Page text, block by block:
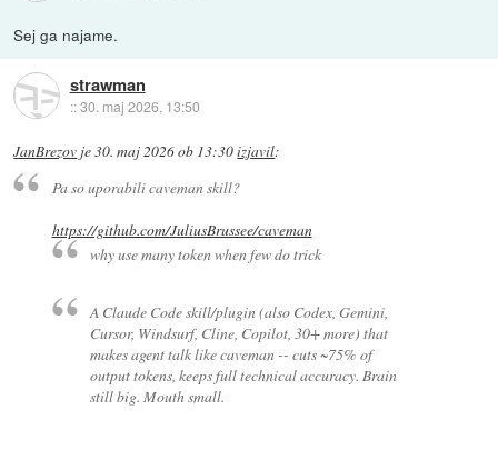
Sej ga najame.
strawman
::30. maj 2026, 13:50
JanBrezov je30. maj 2026 ob 13:30izjavil:
Pa so uporabili caveman skill?
https://github.com/JuliusBrussee/caveman
why use many token when few do trick
A Claude Code skill/plugin (also Codex, Gemini,
Cursor, Windsurf, Cline, Copilot, 30+ more) that
makes agent talk like caveman -- cuts ~75% of
output tokens, keeps full technical accuracy. Brain
still big. Mouth small.